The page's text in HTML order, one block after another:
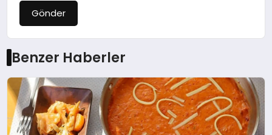
Gönder
Benzer Haberler